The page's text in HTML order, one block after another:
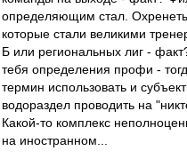
определяющим стал.
которые стали великими
Б или региональных лиг -
тебя определения профи -
термин использовать и
водораздел проводить на
Какой-то комплекс
на иностранном...